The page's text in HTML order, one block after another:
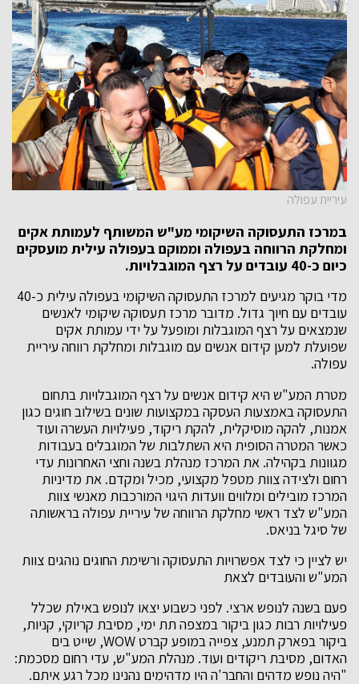
עיריית עפולה
במרכז התעסוקה השיקומי מע"ש המשותף לעמותת אקים
ומחלקת הרווחה בעפולה וממוקם בעפולה עילית מועסקים
כיום כ-40 עובדים על רצף המוגבלויות.
מדי בוקר מגיעים למרכז התעסוקה השיקומי בעפולה עילית כ-40
עובדים עם חיוך גדול. מדובר מרכז תעסוקה שיקומי לאנשים
שנמצאים על רצף המוגבלות ומופעל על ידי עמותת אקים
שפועלת למען קידום אנשים עם מוגבלות ומחלקת רווחה עיריית
עפולה.
מטרת המע"ש היא קידום אנשים על רצף המוגבלויות בתחום
התעסוקה באמצעות העסקה במקצועות שונים בשילוב חוגים כגון
אמנות, להקה מוסיקלית, להקת ריקוד, פעילויות העשרה ועוד
כאשר המטרה הסופית היא השתלבות של המוגבלים בעבודות
מגוונות בקהילה. את המרכז מנהלת בשנה וחצי האחרונות עדי
רחום ולצידה צוות מטפל מקצועי, מכיל ומקדם. את מדיניות
המרכז מובילים ומלווים וועדות היגוי המורכבות מאנשי צוות
המע"ש לצד ראשי מחלקת הרווחה של עיריית עפולה בראשותה
של סיגל בניאס.
יש לציין כי לצד אפשרויות התעסוקה ורשימת החוגים נוהגים צוות
המע"ש והעובדים לצאת
פעם בשנה לנופש ארצי. לפני כשבוע יצאו לנופש באילת שכלל
פעילויות רבות כגון ביקור במצפה תת ימי, מסיבת קריוקי, קניות,
ביקור בפארק תמנע, צפייה במופע קברט WOW, שייט בים
האדום, מסיבת ריקודים ועוד. מנהלת המע"ש, עדי רחום מסכמת:
"היה נופש מדהים והחבר'ה היו מדהימים נהנינו מכל רגע איתם.